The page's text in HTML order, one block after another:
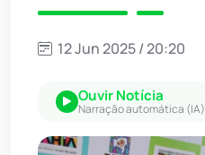
12 Jun 2025 / 20:20
Ouvir Notícia
Narração automática (IA)